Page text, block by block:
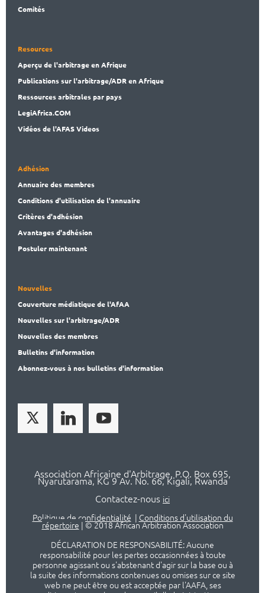
Comités
Resources
Aperçu de l'arbitrage en Afrique
Publicationssur l'arbitrage/ADR en Afrique
Ressources arbitrales par pays
LegiAfrica.COM
Vidéos de l'AFAS Videos
Adhésion
Annuaire des membres
Conditions d'utilisation de l'annuaire
Critères d'adhésion
Avantages d'adhésion
Postuler maintenant
Nouvelles
Couverture médiatique de l'AfAA
Nouvelles sur l'arbitrage/ADR
Nouvelles des membres
Bulletins d'information
Abonnez-vous à nos bulletins d'information
Association Africaine d'Arbitrage, P.O. Box 695,
Nyarutarama, KG 9 Av. No. 66, Kigali, Rwanda
Contactez-nous ici
Politique de confidentialité | Conditions d'utilisation du
répertoire | © 2018 African Arbitration Association
DÉCLARATION DE RESPONSABILITÉ: Aucune
responsabilité pour les pertes occasionnées à toute
personne agissant ou s'abstenant d'agir sur la base ou à
la suite des informations contenues ou omises sur ce site
web ne peut être ou est acceptée par l'AAFA, ses